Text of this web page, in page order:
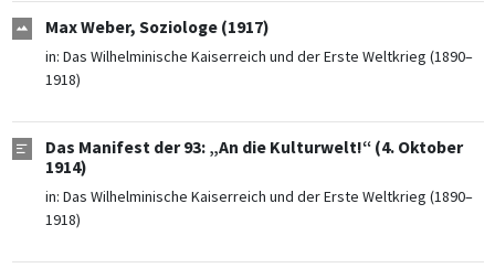
Max Weber, Soziologe (1917)
in: Das Wilhelminische Kaiserreich und der Erste Weltkrieg (1890–
1918)
Das Manifest der 93: „An die Kulturwelt!“ (4. Oktober
1914)
in: Das Wilhelminische Kaiserreich und der Erste Weltkrieg (1890–
1918)